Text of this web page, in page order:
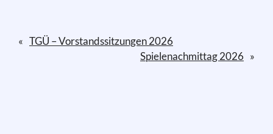
« TGÜ – Vorstandssitzungen 2026
Spielenachmittag 2026 »